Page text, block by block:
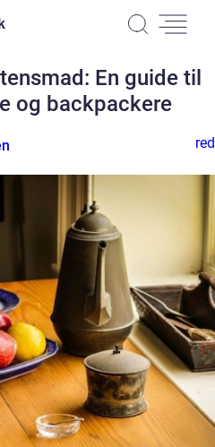
En guide til
og backpackere